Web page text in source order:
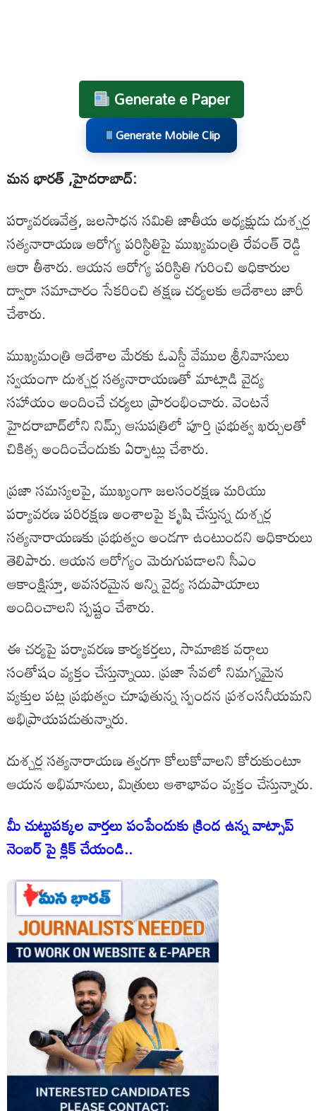
Generate e Paper
Generate Mobile Clip
మన భారత్ ,హైదరాబాద్:
పర్యావరణవేత్త, జలసాధన సమితి జాతీయ అధ్యక్షుడు దుశ్చర్ల
సత్యనారాయణ ఆరోగ్య పరిస్థితిపై ముఖ్యమంత్రి రేవంత్ రెడ్డి
ఆరా తీశారు. ఆయన ఆరోగ్య పరిస్థితి గురించి అధికారుల
ద్వారా సమాచారం సేకరించి తక్షణ చర్యలకు ఆదేశాలు జారీ
చేశారు.
ముఖ్యమంత్రి ఆదేశాల మేరకు ఓఎస్డీ వేముల శ్రీనివాసులు
స్వయంగా దుశ్చర్ల సత్యనారాయణతో మాట్లాడి వైద్య
సహాయం అందించే చర్యలు ప్రారంభించారు. వెంటనే
హైదరాబాద్‌లోని నిమ్స్ ఆసుపత్రిలో పూర్తి ప్రభుత్వ ఖర్చులతో
చికిత్స అందించేందుకు ఏర్పాట్లు చేశారు.
ప్రజా సమస్యలపై, ముఖ్యంగా జలసంరక్షణ మరియు
పర్యావరణ పరిరక్షణ అంశాలపై కృషి చేస్తున్న దుశ్చర్ల
సత్యనారాయణకు ప్రభుత్వం అండగా ఉంటుందని అధికారులు
తెలిపారు. ఆయన ఆరోగ్యం మెరుగుపడాలని సీఎం
ఆకాంక్షిస్తూ, అవసరమైన అన్ని వైద్య సదుపాయాలు
అందించాలని స్పష్టం చేశారు.
ఈ చర్యపై పర్యావరణ కార్యకర్తలు, సామాజిక వర్గాలు
సంతోషం వ్యక్తం చేస్తున్నాయి. ప్రజా సేవలో నిమగ్నమైన
వ్యక్తుల పట్ల ప్రభుత్వం చూపుతున్న స్పందన ప్రశంసనీయమని
అభిప్రాయపడుతున్నారు.
దుశ్చర్ల సత్యనారాయణ త్వరగా కోలుకోవాలని కోరుకుంటూ
ఆయన అభిమానులు, మిత్రులు ఆశాభావం వ్యక్తం చేస్తున్నారు.
మీ చుట్టుపక్కల వార్తలు పంపేందుకు క్రింద ఉన్న వాట్సాప్
నెంబర్ పై క్లిక్ చేయండి..